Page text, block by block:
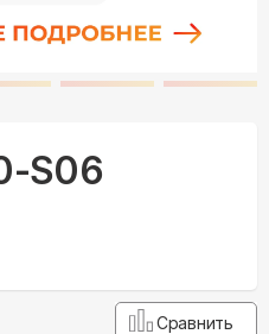
S06
Сравнить